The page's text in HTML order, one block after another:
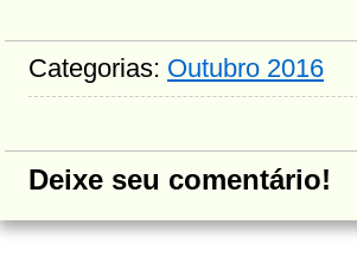
Categorias: Outubro 2016
Deixe seu comentário!